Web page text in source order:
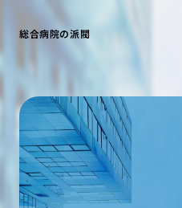
総合病院の派閥